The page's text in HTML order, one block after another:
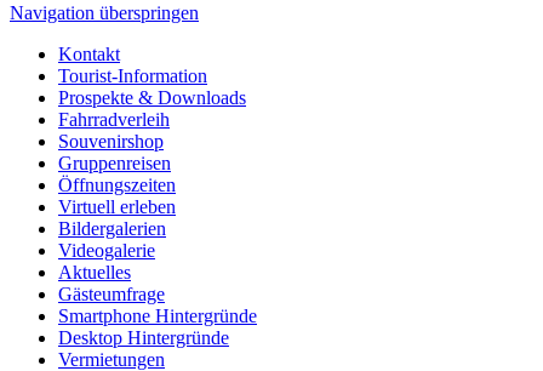
Navigation überspringen
Kontakt
Tourist-Information
Prospekte & Downloads
Fahrradverleih
Souvenirshop
Gruppenreisen
Öffnungszeiten
Virtuell erleben
Bildergalerien
Videogalerie
Aktuelles
Gästeumfrage
Smartphone Hintergründe
Desktop Hintergründe
Vermietungen